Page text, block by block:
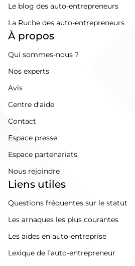
Le blog des auto-entrepreneurs
La Ruche des auto-entrepreneurs
À propos
Qui sommes-nous ?
Nos experts
Avis
Centre d'aide
Contact
Espace presse
Espace partenariats
Nous rejoindre
Liens utiles
Questions fréquentes sur le statut
Les arnaques les plus courantes
Les aides en auto-entreprise
Lexique de l’auto-entrepreneur